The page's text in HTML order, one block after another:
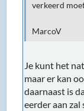
verkeerd
MarcoV
Je kunt het
maar er kan
daarnaast is
eerder aan